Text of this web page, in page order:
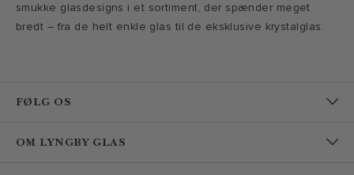
smukke glasdesigns i et sortiment, der spænder meget
bredt – fra de helt enkle glas til de eksklusive krystalglas.
FØLG OS
OM LYNGBY GLAS